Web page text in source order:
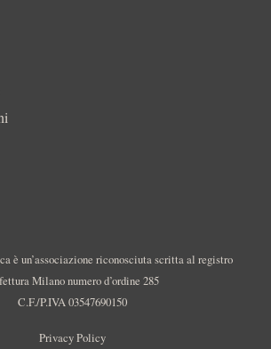
è un’associazione riconosciuta scritta al registro
Milano numero d’ordine 285
C.F./P.IVA 03547690150
Privacy Policy